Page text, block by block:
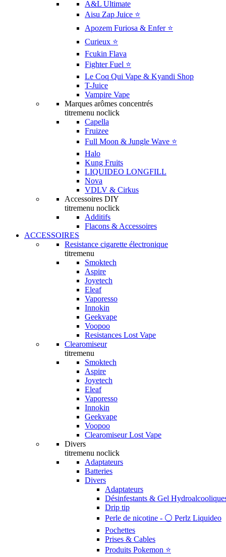
A&L Ultimate
Aisu Zap Juice ⭐️
Apozem Furiosa & Enfer ⭐️
Curieux ⭐️
Fcukin Flava
Fighter Fuel ⭐️
Le Coq Qui Vape & Kyandi Shop
T-Juice
Vampire Vape
Marques arômes concentrés
titremenu noclick
Capella
Fruizee
Full Moon & Jungle Wave ⭐️
Halo
Kung Fruits
LIQUIDEO LONGFILL
Nova
VDLV & Cirkus
Accessoires DIY
titremenu noclick
Additifs
Flacons & Accessoires
ACCESSOIRES
Resistance cigarette électronique
titremenu
Smoktech
Aspire
Joyetech
Eleaf
Vaporesso
Innokin
Geekvape
Voopoo
Resistances Lost Vape
Clearomiseur
titremenu
Smoktech
Aspire
Joyetech
Eleaf
Vaporesso
Innokin
Geekvape
Voopoo
Clearomiseur Lost Vape
Divers
titremenu noclick
Adaptateurs
Batteries
Divers
Adaptateurs
Désinfestants & Gel
Drip tip
Perle de nicotine - ⚪️ Perlz Liquideo
Pochettes
Prises & Cables
Produits Pokemon ⭐️